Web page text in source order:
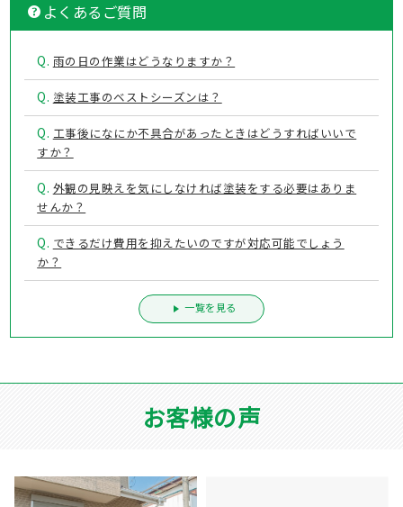
よくあるご質問
Q. 雨の日の作業はどうなりますか？
Q. 塗装工事のベストシーズンは？
Q. 工事後になにか不具合があったときはどうすればいいで
すか？
Q. 外観の見映えを気にしなければ塗装をする必要はありま
せんか？
Q. できるだけ費用を抑えたいのですが対応可能でしょう
か？
一覧を見る
お客様の声